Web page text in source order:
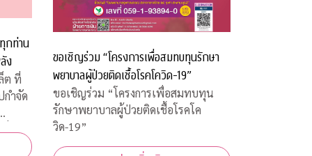
กท่าน
ง
ต ที่
ำจัด
ขอเชิญร่วม “โครงการเพื่อสมทบทุนรักษา
พยาบาลผู้ป่วยติดเชื้อโรคโควิด-19”
ขอเชิญร่วม “โครงการเพื่อสมทบทุน
รักษาพยาบาลผู้ป่วยติดเชื้อโรคโค
วิด-19”